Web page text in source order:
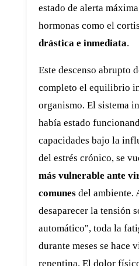
estado de alerta
hormonas como el
drástica e inmediata.
Este descenso abrupto
completo el equilibrio
organismo. El sistema
había estado
capacidades bajo la
del estrés crónico, se
más vulnerable ante
comunes del ambiente.
desaparecer la tensión
automático", toda la
durante meses se hace
repentina. El dolor